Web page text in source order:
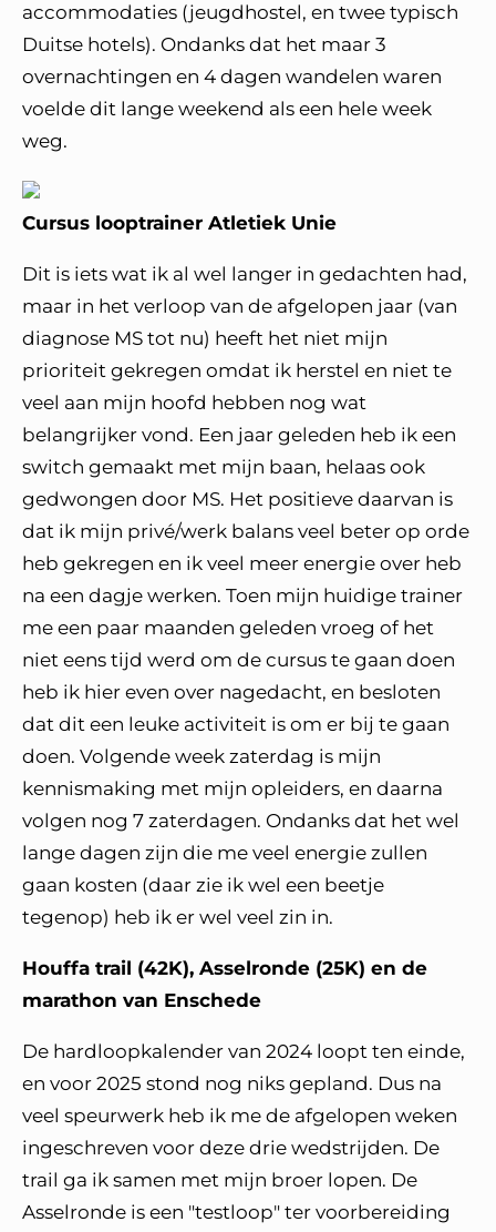
accommodaties (jeugdhostel, en twee typisch
Duitse hotels). Ondanks dat het maar 3
overnachtingen en 4 dagen wandelen waren
voelde dit lange weekend als een hele week
weg.
Cursus looptrainer Atletiek Unie
Dit is iets wat ik al wel langer in gedachten had,
maar in het verloop van de afgelopen jaar (van
diagnose MS tot nu) heeft het niet mijn
prioriteit gekregen omdat ik herstel en niet te
veel aan mijn hoofd hebben nog wat
belangrijker vond. Een jaar geleden heb ik een
switch gemaakt met mijn baan, helaas ook
gedwongen door MS. Het positieve daarvan is
dat ik mijn privé/werk balans veel beter op orde
heb gekregen en ik veel meer energie over heb
na een dagje werken. Toen mijn huidige trainer
me een paar maanden geleden vroeg of het
niet eens tijd werd om de cursus te gaan doen
heb ik hier even over nagedacht, en besloten
dat dit een leuke activiteit is om er bij te gaan
doen. Volgende week zaterdag is mijn
kennismaking met mijn opleiders, en daarna
volgen nog 7 zaterdagen. Ondanks dat het wel
lange dagen zijn die me veel energie zullen
gaan kosten (daar zie ik wel een beetje
tegenop) heb ik er wel veel zin in.
Houffa trail (42K), Asselronde (25K) en de
marathon van Enschede
De hardloopkalender van 2024 loopt ten einde,
en voor 2025 stond nog niks gepland. Dus na
veel speurwerk heb ik me de afgelopen weken
ingeschreven voor deze drie wedstrijden. De
trail ga ik samen met mijn broer lopen. De
Asselronde is een "testloop" ter voorbereiding